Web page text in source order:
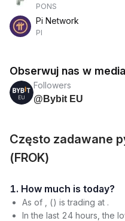
PONS
Pi Network
PI
Obserwuj nas w
Followers
@Bybit EU
Często zadawane
(FROK)
1. How much is today?
As of , () is trading at .
In the last 24 hours, the